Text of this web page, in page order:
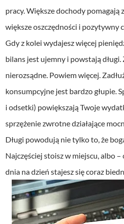
pracy. Większe dochody pomagają
większe oszczędności i pozytywny
Gdy z kolei wydajesz więcej
bilans jest ujemny i powstają długi.
nierozsądne. Powiem więcej.
konsumpcyjne jest bardzo głupie.
i odsetki) powiększają Twoje
sprzężenie zwrotne działające
Długi powodują nie tylko to, że
Najczęściej stoisz w miejscu, albo –
dnia na dzień stajesz się coraz